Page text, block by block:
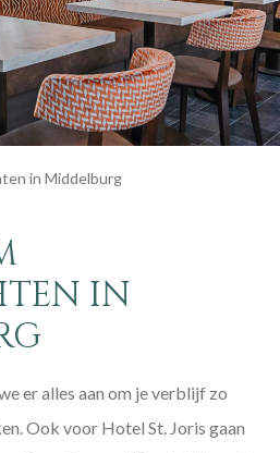
in Middelburg
IN
er alles aan om je verblijf zo
Ook voor Hotel St. Joris gaan